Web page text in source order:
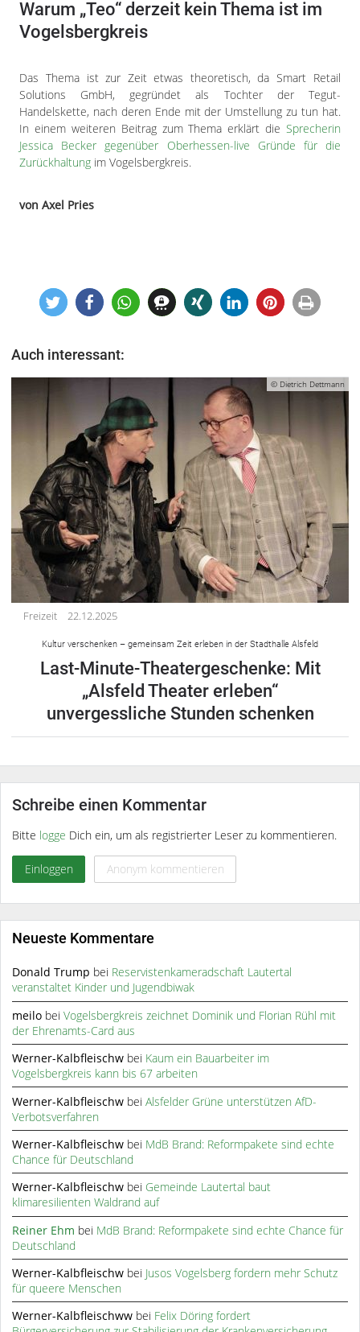
Warum „Teo“ derzeit kein Thema ist im
Vogelsbergkreis
Das Thema ist zur Zeit etwas theoretisch, da Smart Retail
Solutions GmbH, gegründet als Tochter der Tegut-
Handelskette, nach deren Ende mit der Umstellung zu tun hat.
In einem weiteren Beitrag zum Thema erklärt die Sprecherin
Jessica Becker gegenüber Oberhessen-live Gründe für die
Zurückhaltung im Vogelsbergkreis.
von Axel Pries
Auch interessant:
© Dietrich Dettmann
Freizeit 22.12.2025
Kultur verschenken – gemeinsam Zeit erleben in der Stadthalle Alsfeld
Last-Minute-Theatergeschenke: Mit
„Alsfeld Theater erleben“
unvergessliche Stunden schenken
Schreibe einen Kommentar
Bitte logge Dich ein, um als registrierter Leser zu kommentieren.
Einloggen Anonym kommentieren
Neueste Kommentare
Donald Trump bei Reservistenkameradschaft Lautertal
veranstaltet Kinder und Jugendbiwak
meilo beiVogelsbergkreis zeichnet Dominik und Florian Rühl mit
der Ehrenamts-Card aus
Werner-Kalbfleischw bei Kaum ein Bauarbeiter im
Vogelsbergkreis kann bis 67 arbeiten
Werner-Kalbfleischw beiAlsfelder Grüne unterstützen AfD-
Verbotsverfahren
Werner-Kalbfleischw bei MdB Brand: Reformpakete sind echte
Chance für Deutschland
Werner-Kalbfleischw bei Gemeinde Lautertal baut
klimaresilienten Waldrand auf
Reiner Ehm bei MdB Brand: Reformpakete sind echte Chance für
Deutschland
Werner-Kalbfleischw bei Jusos Vogelsberg fordern mehr Schutz
für queere Menschen
Werner-Kalbfleischww bei Felix Döring fordert